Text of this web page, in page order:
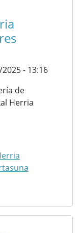
- 13:16
de
Herria